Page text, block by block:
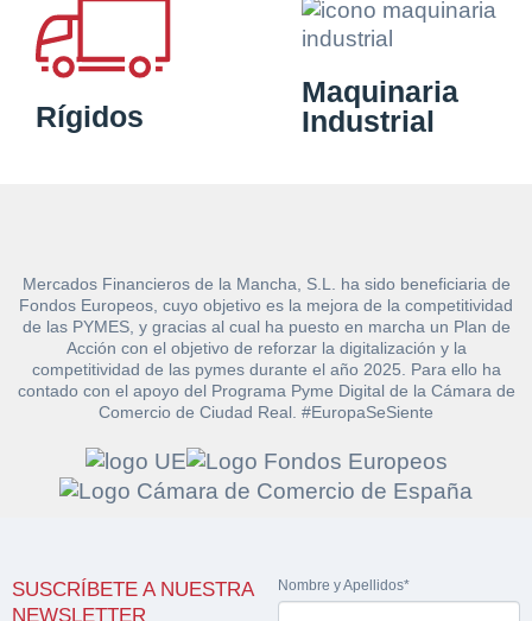
Rígidos
Maquinaria
Industrial
Mercados Financieros de la Mancha, S.L. ha sido beneficiaria de
Fondos Europeos, cuyo objetivo es la mejora de la competitividad
de las PYMES, y gracias al cual ha puesto en marcha un Plan de
Acción con el objetivo de reforzar la digitalización y la
competitividad de las pymes durante el año 2025. Para ello ha
contado con el apoyo del Programa Pyme Digital de la Cámara de
Comercio de Ciudad Real. #EuropaSeSiente
SUSCRÍBETE A NUESTRA
NEWSLETTER
Nombre y Apellidos*
documentación
Hacer Oferta
Razón social* CIF/DNI Ofertante*